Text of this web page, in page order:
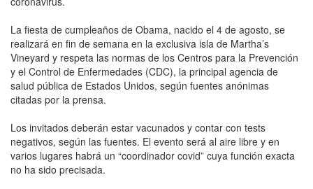
La fiesta de cumpleaños de Obama, nacido el 4 de agosto, se
realizará en fin de semana en la exclusiva isla de Martha’s
Vineyard y respeta las normas de los Centros para la Prevención
y el Control de Enfermedades (CDC), la principal agencia de
salud pública de Estados Unidos, según fuentes anónimas
citadas por la prensa.
Los invitados deberán estar vacunados y contar con tests
negativos, según las fuentes. El evento será al aire libre y en
varios lugares habrá un “coordinador covid” cuya función exacta
no ha sido precisada.